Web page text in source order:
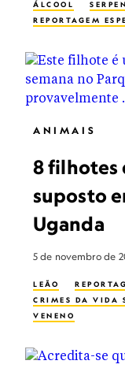
ÁLCOOL
REPORTAGEM
ANIMAIS
8 filhotes
suposto
Uganda
5 de novembro de
LEÃO
CRIMES DA VIDA
VENENO